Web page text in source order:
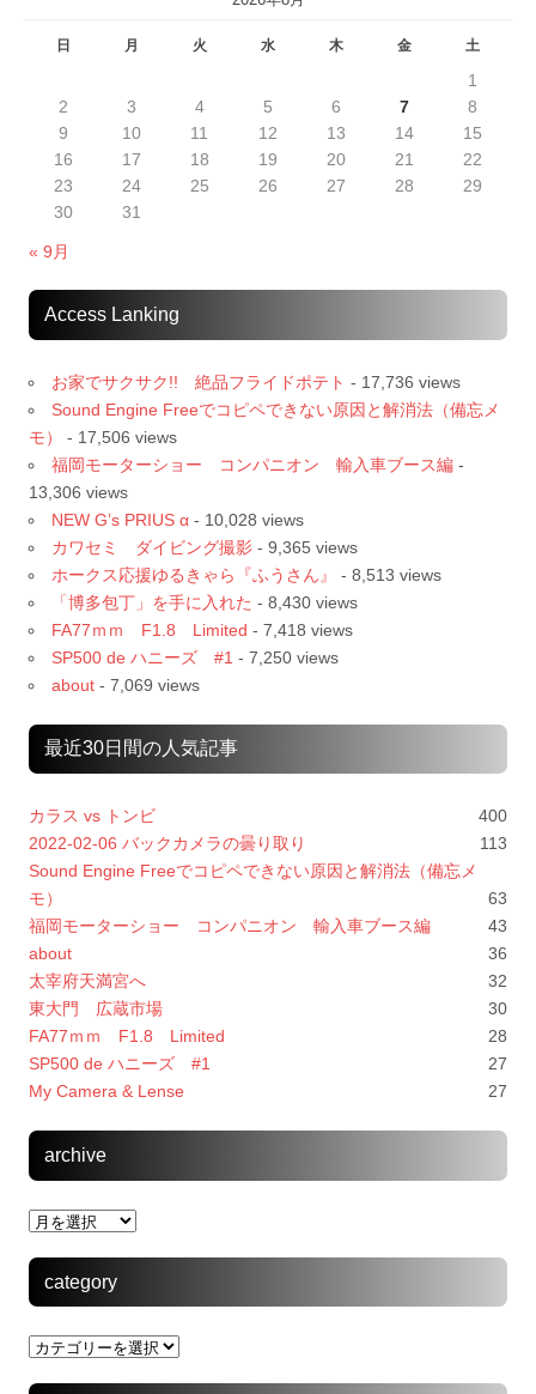
日 月 火 水 木 金 土
« 9月
1
2
3 4 5 6 7
8
9
10 11 12 13 14
15
16
17 18 19 20 21
22
23
24 25 26 27 28
29
30
31
Access Lanking
お家でサクサク!! 絶品フライドポテト - 17,736 views
Sound Engine Freeでコピペできない原因と解消法（備忘メ
モ）
- 17,506 views
福岡モーターショー コンパニオン 輸入車ブース編 -
13,306 views
NEW G’s PRIUS α - 10,028 views
カワセミ ダイビング撮影 - 9,365 views
ホークス応援ゆるきゃら『ふうさん』
- 8,513 views
「博多包丁」を手に入れた - 8,430 views
FA77ｍｍ F1.8 Limited - 7,418 views
SP500 de ハニーズ #1 - 7,250 views
about - 7,069 views
最近30日間の人気記事
カラス vs トンビ
400
2022-02-06 バックカメラの曇り取り
113
Sound Engine Freeでコピペできない原因と解消法（備忘メ
モ）
63
福岡モーターショー コンパニオン 輸入車ブース編
43
about
36
太宰府天満宮へ
32
東大門 広蔵市場
30
FA77ｍｍ F1.8 Limited
28
SP500 de ハニーズ #1
27
My Camera & Lense
27
archive
archive
category
category